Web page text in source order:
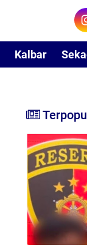
Kalbar